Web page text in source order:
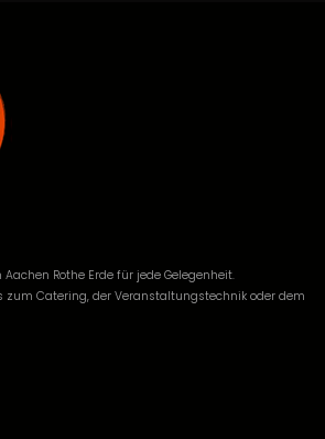
Rothe Erde für jede Gelegenheit.
zum Catering, der Veranstaltungstechnik oder dem